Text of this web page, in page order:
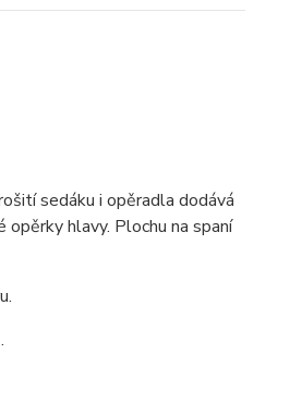
sedáku i opěradla dodává
hlavy. Plochu na spaní